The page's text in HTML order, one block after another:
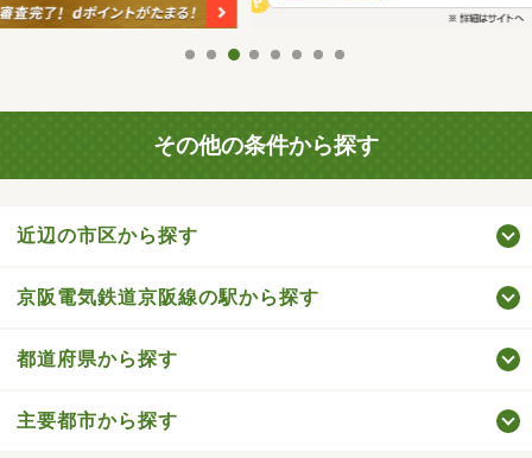
その他の条件から探す
近辺の市区から探す
京阪電気鉄道京阪線の駅から探す
都道府県から探す
主要都市から探す